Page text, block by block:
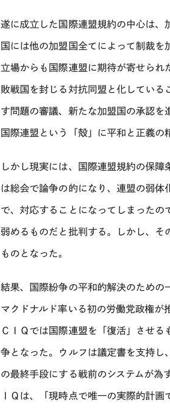
遂に成立した国際連盟規約の中心は、
国には他の加盟国全てによって制裁
立場からも国際連盟に期待が寄せら
敗戦国を封じる対抗同盟と化してい
す問題の審議、新たな加盟国の承認を
国際連盟という「殻」に平和と正義の
しかし現実には、国際連盟規約の保
は総会で論争の的になり、連盟の弱
で、対応することになってしまった
弱めるものだと批判する。しかし、
ものとなった。
結果、国際紛争の平和的解決のための
マクドナルド率いる初の労働党政権が
ＣＩＱでは国際連盟を「復活」させ
争となった。ウルフは議定書を支持
の最終手段にする戦前のシステムが為
ＩＱは、「現時点で唯一の実際的計